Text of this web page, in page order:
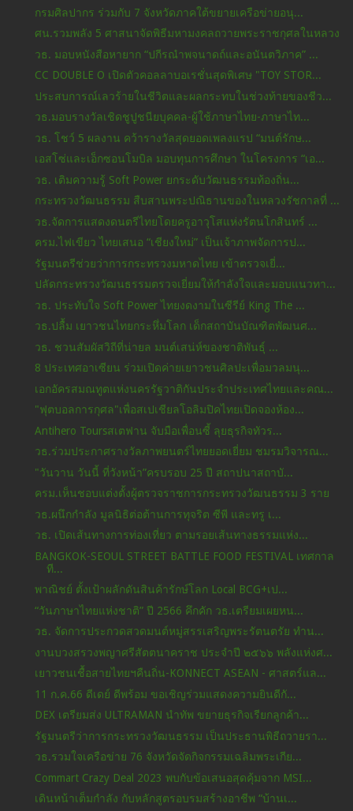
กรมศิลปากร ร่วมกับ 7 จังหวัดภาคใต้ขยายเครือข่ายอนุ...
ศน.รวมพลัง 5 ศาสนาจัดพิธีมหามงคลถวายพระราชกุศลในหลวง
วธ. มอบหนังสือหายาก “ปกีรณำพจนาดถ์และอนันตวิภาค” ...
CC DOUBLE O เปิดตัวคอลลาบอเรชั่นสุดพิเศษ "TOY STOR...
ประสบการณ์เลวร้ายในชีวิตและผลกระทบในช่วงท้ายของชีว...
วธ.มอบรางวัลเชิดชูปูชนียบุคคล-ผู้ใช้ภาษาไทย-ภาษาไท...
วธ. โชว์ 5 ผลงาน คว้ารางวัลสุดยอดเพลงแรป “มนต์รักษ...
เอสโซ่และเอ็กซอนโมบิล มอบทุนการศึกษา ในโครงการ “เอ...
วธ. เติมความรู้ Soft Power ยกระดับวัฒนธรรมท้องถิ่น...
กระทรวงวัฒนธรรม สืบสานพระปณิธานของในหลวงรัชกาลที่ ...
วธ.จัดการแสดงดนตรีไทยโดยครูอาวุโสแห่งรัตนโกสินทร์ ...
ครม.ไฟเขียว ไทยเสนอ “เชียงใหม่” เป็นเจ้าภาพจัดการป...
รัฐมนตรีช่วยว่าการกระทรวงมหาดไทย เข้าตรวจเยี่...
ปลัดกระทรวงวัฒนธรรมตรวจเยี่ยมให้กำลังใจและมอบแนวทา...
วธ. ประทับใจ Soft Power ไทยงดงามในซีรีย์ King The ...
วธ.ปลื้ม เยาวชนไทยกระหึ่มโลก เด็กสถาบันบัณฑิตพัฒนศ...
วธ. ชวนสัมผัสวิถีที่น่ายล มนต์เสน่ห์ของชาติพันธุ์ ...
8 ประเทศอาเซียน ร่วมเปิดค่ายเยาวชนศิลปะเพื่อมวลมนุ...
เอกอัครสมณทูตแห่งนครรัฐวาติกันประจําประเทศไทยและคณ...
"ฟุตบอลการกุศล"เพื่อสเปเชียลโอลิมปิคไทยเปิดจองห้อง...
Antihero Toursสเตฟาน จับมือเพื่อนซี้ ลุยธุรกิจทัวร...
วธ.ร่วมประกาศรางวัลภาพยนตร์ไทยยอดเยี่ยม ชมรมวิจารณ...
"วันวาน วันนี้ ที่วังหน้า”ครบรอบ 25 ปี สถาปนาสถาบั...
ครม.เห็นชอบแต่งตั้งผู้ตรวจราชการกระทรวงวัฒนธรรม 3 ราย
วธ.ผนึกกำลัง มูลนิธิต่อต้านการทุจริต ซีพี และทรู เ...
วธ. เปิดเส้นทางการท่องเที่ยว ตามรอยเส้นทางธรรมแห่ง...
BANGKOK-SEOUL STREET BATTLE FOOD FESTIVAL เทศกาล
ที...
พาณิชย์ ตั้งเป้าผลักดันสินค้ารักษ์โลก Local BCG+เป...
“วันภาษาไทยแห่งชาติ” ปี 2566 คึกคัก วธ.เตรียมเผยหน...
วธ. จัดการประกวดสวดมนต์หมู่สรรเสริญพระรัตนตรัย ทำน...
งานบวงสรวงพญาศรีสัตตนาคราช ประจำปี ๒๕๖๖ พลังแห่งศ...
เยาวชนเชื้อสายไทยฯคืนถิ่น-KONNECT ASEAN - ศาสตร์แล...
11 ก.ค.66 ดีเดย์ ดีพร้อม ขอเชิญร่วมแสดงความยินดีกั...
DEX เตรียมส่ง ULTRAMAN นำทัพ ขยายธุรกิจเรียกลูกค้า...
รัฐมนตรีว่าการกระทรวงวัฒนธรรม เป็นประธานพิธีถวายรา...
วธ.รวมใจเครือข่าย 76 จังหวัดจัดกิจกรรมเฉลิมพระเกีย...
Commart Crazy Deal 2023 พบกับข้อเสนอสุดคุ้มจาก MSI...
เดินหน้าเต็มกำลัง กับหลักสูตรอบรมสร้างอาชีพ “บ้านเ...